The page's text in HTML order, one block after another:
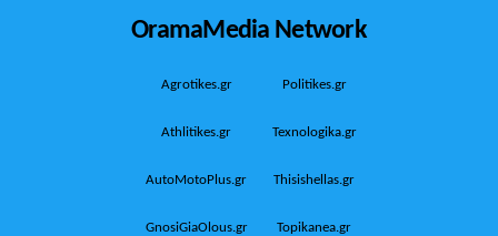
OramaMedia Network
Agrotikes.gr Politikes.gr
Athlitikes.gr Texnologika.gr
AutoMotoPlus.gr Thisishellas.gr
GnosiGiaOlous.gr Topikanea.gr